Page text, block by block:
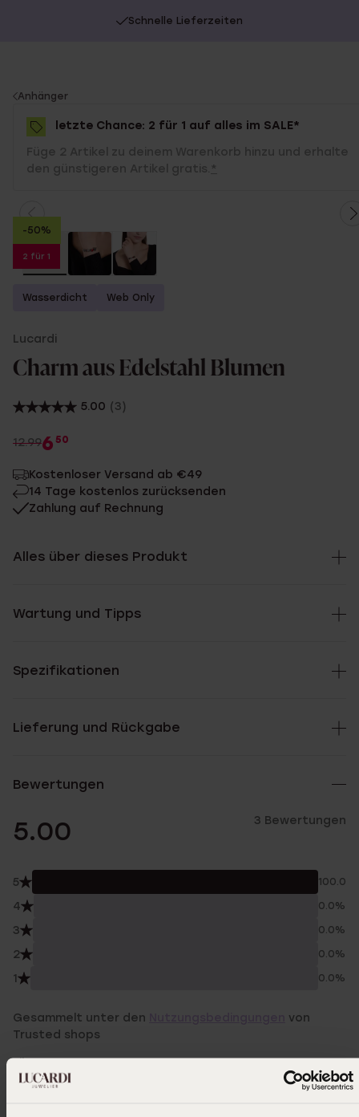
Schnelle Lieferzeiten
You
are
here:
Anhänger
letzte Chance: 2 für 1 auf alles im SALE*
Füge 2 Artikel zu deinem Warenkorb hinzu und erhalte
den günstigeren Artikel gratis. *
-50%
2 für 1
Wasserdicht Web Only
Lucardi
Charm aus Edelstahl Blumen
5.00 (3)
12.996 50
Kostenloser Versand ab €49
14 Tage kostenlos zurücksenden
Zahlung auf Rechnung
Alles über dieses Produkt
Wartung und Tipps
Spezifikationen
Lieferung und Rückgabe
Bewertungen
5.00 3 Bewertungen
5 100.0%
4 0.0%
3 0.0%
2 0.0%
1 0.0%
Gesammelt unter den
von
Trusted shops
Filter